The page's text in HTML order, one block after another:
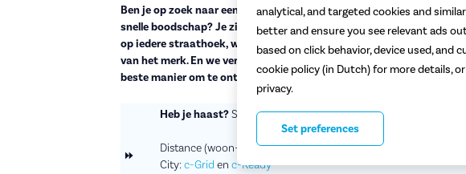
Ben je op zoek naar een complete en moderne e-bike voor woon-
snelle boodschap? Je zit hoe dan ook goed op de elektrische fietsen
op iedere straathoek, want het merk gaat al ruim een eeuw mee. We
van het merk. En we vertellen je alles wat je moet weten over de
beste manier om te ontdekken welke Sparta bij jou past.
⏩
Heb je haast?Spring direct naar alles over het
Distance (woon-werk):d-Ruleend-Burst
City:c-Grid en c-Ready
analytical, and targeted cookies and
better and ensure you see relevant ads
based on click behavior, device used, and
cookie policy (in Dutch) for more details,
privacy.
Set preferences